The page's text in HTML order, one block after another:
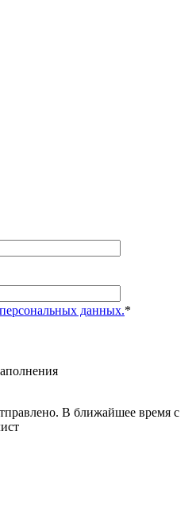
данных.*
В ближайшее время с